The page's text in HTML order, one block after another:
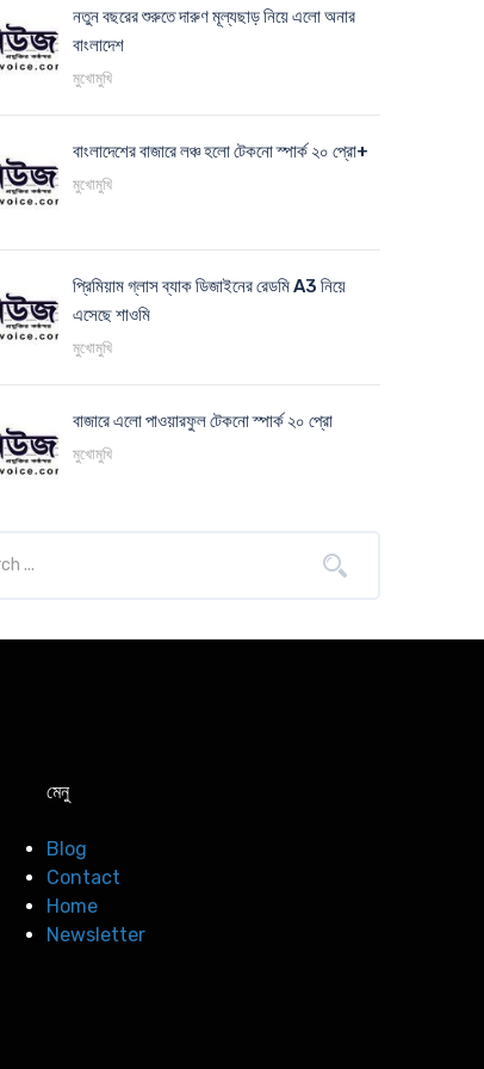
নতুন বছরের শুরুতে দারুণ মূল্যছাড় নিয়ে এলো অনার
বাংলাদেশ
মুখোমুখি
বাংলাদেশের বাজারে লঞ্চ হলো টেকনো স্পার্ক ২০ প্রো+
মুখোমুখি
প্রিমিয়াম গ্লাস ব্যাক ডিজাইনের রেডমি A3 নিয়ে
এসেছে শাওমি
মুখোমুখি
বাজারে এলো পাওয়ারফুল টেকনো স্পার্ক ২০ প্রো
মুখোমুখি
মেনু
Blog
Contact
Home
Newsletter